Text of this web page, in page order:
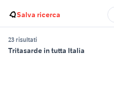
Salva ricerca
23 risultati
Tritasarde in tutta Italia